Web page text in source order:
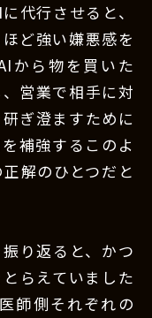
代行させると、
ど強い嫌悪感を
から物を買いた
営業で相手に対
ぎ澄ますために
補強するこのよ
解のひとつだと
り返ると、かつ
らえていました
師側それぞれの